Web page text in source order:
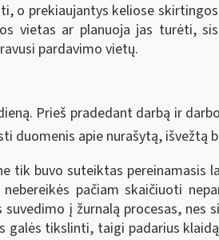
o prekiaujantys keliose
vietas ar planuoja jas turėti,
pardavimo vietų.
Prieš pradedant darbą ir
duomenis apie nurašytą, išvežtą
tik buvo suteiktas pereinamasis
pačiam skaičiuoti
į žurnalą procesas, nes
galės tikslinti, taigi padarius